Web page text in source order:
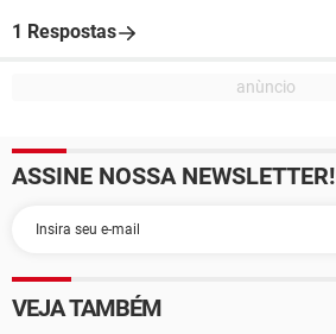
1 Respostas
ASSINE NOSSA NEWSLETTER!
VEJA TAMBÉM